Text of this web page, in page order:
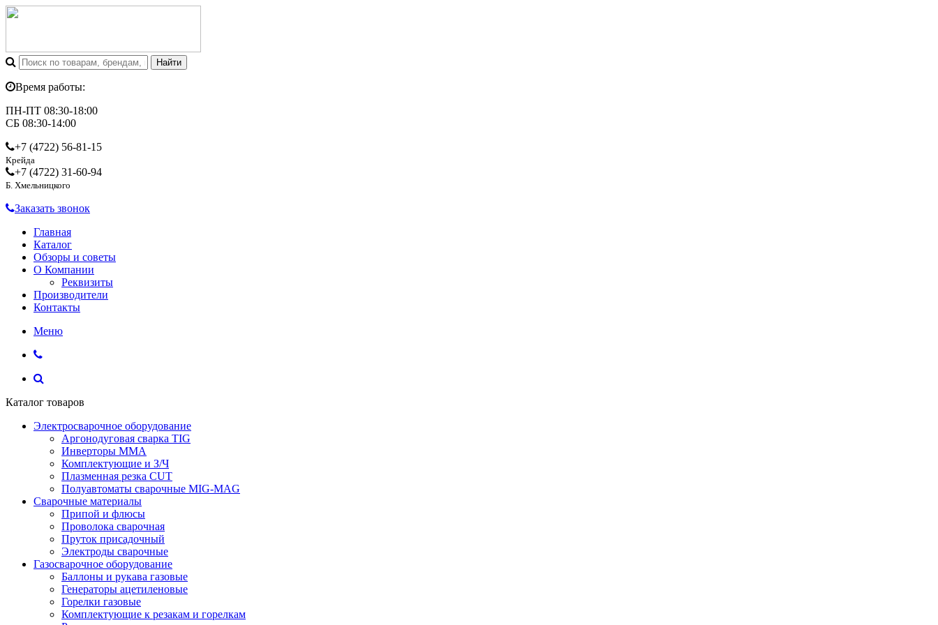
Время работы:
ПН-ПТ 08:30-18:00
СБ 08:30-14:00
+7 (4722) 56-81-15
Крейда
+7 (4722) 31-60-94
Б. Хмельницкого
Заказать звонок
Главная
Каталог
Обзоры и советы
О Компании
Реквизиты
Производители
Контакты
Меню
Каталог товаров
Электросварочное оборудование
Аргонодуговая сварка TIG
Инверторы ММА
Комплектующие и З/Ч
Плазменная резка CUT
Полуавтоматы сварочные MIG-MAG
Сварочные материалы
Припой и флюсы
Проволока сварочная
Пруток присадочный
Электроды сварочные
Газосварочное оборудование
Баллоны и рукава газовые
Генераторы ацетиленовые
Горелки газовые
Комплектующие к резакам и горелкам